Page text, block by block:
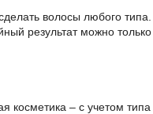
волосы любого
результат можно
косметика – с учетом